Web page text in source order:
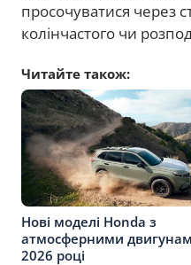
просочуватися через
колінчастого чи
Читайте також:
Нові моделі Honda з
атмосферними
2026 році